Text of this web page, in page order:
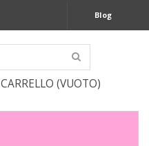
Blog
CARRELLO (VUOTO)